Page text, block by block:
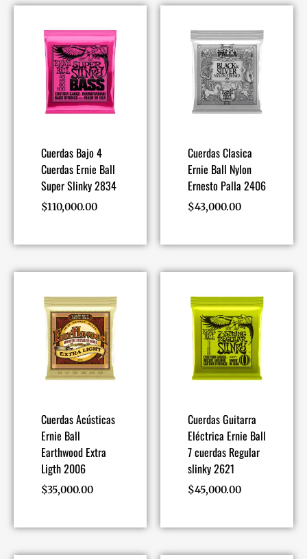
Cuerdas Bajo 4
Cuerdas Ernie Ball
Super Slinky 2834
$110,000.00
Cuerdas Clasica
Ernie Ball Nylon
Ernesto Palla 2406
$43,000.00
Cuerdas Acústicas
Ernie Ball
Earthwood Extra
Ligth 2006
$35,000.00
Cuerdas Guitarra
Eléctrica Ernie Ball
7 cuerdas Regular
slinky 2621
$45,000.00